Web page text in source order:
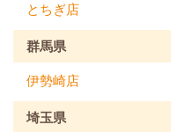
とちぎ店
群馬県
伊勢崎店
埼玉県